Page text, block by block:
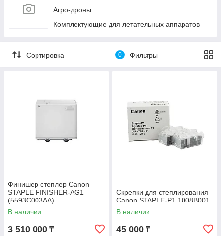
Агро-дроны
Комплектующие для летательных аппаратов
Сортировка 0 Фильтры
Финишер степлер Canon
STAPLE FINISHER-AG1
(5593C003AA)
В наличии
3 510 000 ₸
Скрепки для степлирования
Canon STAPLE-P1 1008B001
В наличии
45 000 ₸